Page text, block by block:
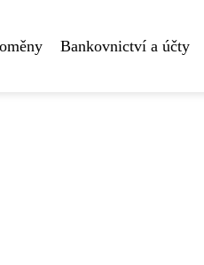
Bankovnictví a účty